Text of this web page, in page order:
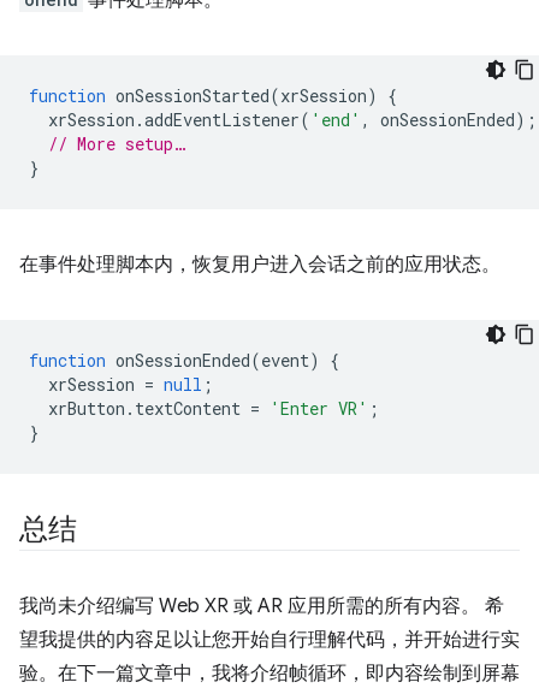
function onSessionStarted(xrSession)
{
xrSession .addEventListener( 'end' , onSessionEnded);
// More setup…
}
在事件处理脚本内，恢复用户进入会话之前的应用状态。
function onSessionEnded(event)
{
xrSession = null ;
xrButton . textContent = 'Enter VR' ;
}
总结
我尚未介绍编写 Web XR 或 AR 应用所需的所有内容。 希
望我提供的内容足以让您开始自行理解代码，并开始进行实
验。在下一篇文章中，我将介绍帧循环，即内容绘制到屏幕